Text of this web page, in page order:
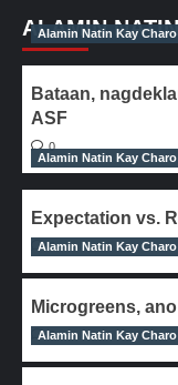
ALAMIN
Alamin Natin Kay Charo
Bataan,
ASF
0
Alamin Natin Kay Charo
Expectation vs.
0
Alamin Natin Kay Charo
Microgreens,
0
Alamin Natin Kay Charo